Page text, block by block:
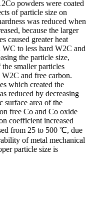
powders were coated
of particle size on
was reduced when
because the larger
caused greater heat
to less hard W2C and
the particle size,
the smaller particles
and free carbon.
which created the
reduced by decreasing
surface area of the
free Co and Co oxide
coefficient increased
from 25 to 500 ℃, due
of metal mechanical
particle size is